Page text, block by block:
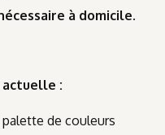
à domicile.
:
de couleurs